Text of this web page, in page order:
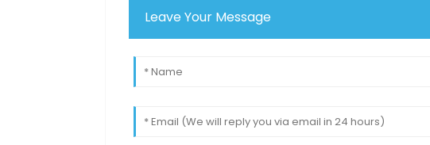
Leave Your Message